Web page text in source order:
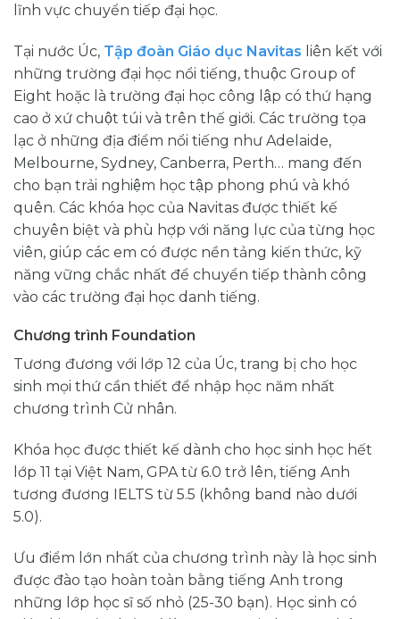
lĩnh vực chuyển tiếp đại học.
Tại nước Úc, Tập đoàn Giáo dục Navitas liên kết với
những trường đại học nổi tiếng, thuộc Group of
Eight hoặc là trường đại học công lập có thứ hạng
cao ở xứ chuột túi và trên thế giới. Các trường tọa
lạc ở những địa điểm nổi tiếng như Adelaide,
Melbourne, Sydney, Canberra, Perth… mang đến
cho bạn trải nghiệm học tập phong phú và khó
quên. Các khóa học của Navitas được thiết kế
chuyên biệt và phù hợp với năng lực của từng học
viên, giúp các em có được nền tảng kiến thức, kỹ
năng vững chắc nhất để chuyển tiếp thành công
vào các trường đại học danh tiếng.
Chương trình Foundation
Tương đương với lớp 12 của Úc, trang bị cho học
sinh mọi thứ cần thiết để nhập học năm nhất
chương trình Cử nhân.
Khóa học được thiết kế dành cho học sinh học hết
lớp 11 tại Việt Nam, GPA từ 6.0 trở lên, tiếng Anh
tương đương IELTS từ 5.5 (không band nào dưới
5.0).
Ưu điểm lớn nhất của chương trình này là học sinh
được đào tạo hoàn toàn bằng tiếng Anh trong
những lớp học sĩ số nhỏ (25-30 bạn). Học sinh có